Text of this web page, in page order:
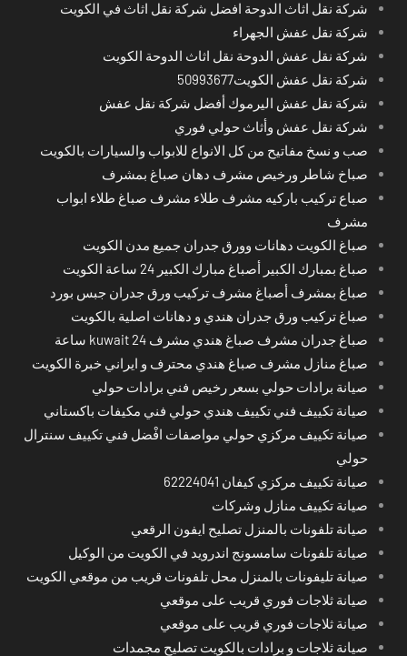
شركة نقل اثاث الدوحة افضل شركة نقل اثاث في الكويت
شركة نقل عفش الجهراء
شركة نقل عفش الدوحة نقل اثاث الدوحة الكويت
شركة نقل عفش الكويت50993677
شركة نقل عفش اليرموك أفضل شركة نقل عفش
شركة نقل عفش وأثاث حولي فوري
صب و نسخ مفاتيح من كل الانواع للابواب والسيارات بالكويت
صباخ شاطر ورخيص مشرف دهان صباغ بمشرف
صباع تركيب باركيه مشرف طلاء مشرف صباغ طلاء ابواب
مشرف
صباغ الكويت دهانات وورق جدران جميع مدن الكويت
صباغ بمبارك الكبير أصباغ مبارك الكبير 24 ساعة الكويت
صباغ بمشرف أصباغ مشرف تركيب ورق جدران جبس بورد
صباغ تركيب ورق جدران هندي و دهانات اصلية بالكويت
صباغ جدران مشرف صباغ هندي مشرف kuwait 24 ساعة
صباغ منازل مشرف صباغ هندي محترف و ايراني خبرة الكويت
صيانة برادات حولي بسعر رخيص فني برادات حولي
صيانة تكييف فني تكييف هندي حولي فني مكيفات باكستاني
صيانة تكييف مركزي حولي مواصفات افْضل فني تكييف سنترال
حولي
صيانة تكييف مركزي كيفان 62224041
صيانة تكييف منازل وشركات
صيانة تلفونات بالمنزل تصليح ايفون الرقعي
صيانة تلفونات سامسونج اندرويد في الكويت من الوكيل
صيانة تليفونات بالمنزل محل تلفونات قريب من موقعي الكويت
صيانة ثلاجات فوري قريب على موقعي
صيانة ثلاجات فوري قريب على موقعي
صيانة ثلاجات و برادات بالكويت تصليح مجمدات